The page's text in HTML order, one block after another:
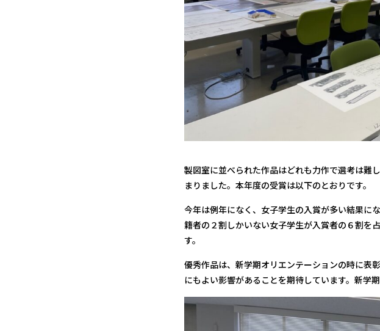
製図室に並べられた作品はどれも力作で選考は難
まりました。本年度の受賞は以下のとおりです。
今年は例年になく、女子学生の入賞が多い結果に
籍者の２割しかいない女子学生が入賞者の６割を
す。
優秀作品は、新学期オリエンテーションの時に表
にもよい影響があることを期待しています。新学